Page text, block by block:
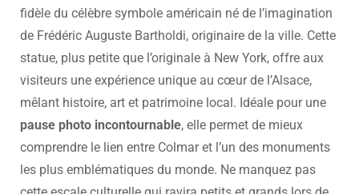
fidèle du célèbre symbole américain né de l’imagination
de Frédéric Auguste Bartholdi, originaire de la ville. Cette
statue, plus petite que l’originale à New York, offre aux
visiteurs une expérience unique au cœur de l’Alsace,
mêlant histoire, art et patrimoine local. Idéale pour une
pause photo incontournable, elle permet de mieux
comprendre le lien entre Colmar et l’un des monuments
les plus emblématiques du monde. Ne manquez pas